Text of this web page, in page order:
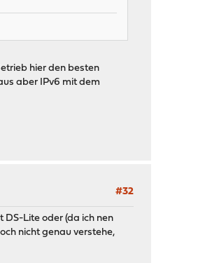
hier den besten
aber IPv6 mit dem
#32
DS-Lite oder (da ich nen
nicht genau verstehe,